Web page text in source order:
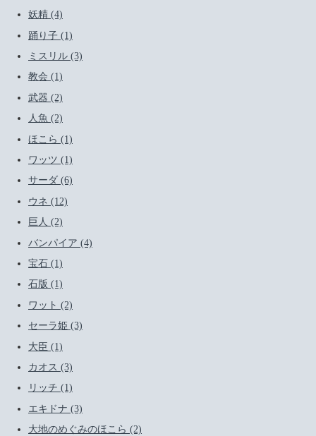
妖精 (4)
踊り子 (1)
ミスリル (3)
教会 (1)
武器 (2)
人魚 (2)
ほこら (1)
ワッツ (1)
サーダ (6)
ウネ (12)
巨人 (2)
バンパイア (4)
宝石 (1)
石版 (1)
ワット (2)
セーラ姫 (3)
大臣 (1)
カオス (3)
リッチ (1)
エキドナ (3)
大地のめぐみのほこら (2)